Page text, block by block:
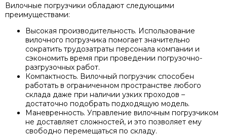
Вилочные погрузчики обладают следующими
преимуществами:
Высокая производительность. Использование
вилочного погрузчика помогает значительно
сократить трудозатраты персонала компании и
сэкономить время при проведении погрузочно-
разгрузочных работ.
Компактность. Вилочный погрузчик способен
работать в ограниченном пространстве любого
склада даже при наличии узких проходов –
достаточно подобрать подходящую модель.
Маневренность. Управление вилочным погрузчиком
не доставляет сложностей, и это позволяет ему
свободно перемещаться по складу.